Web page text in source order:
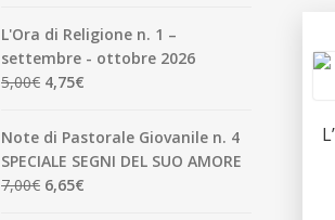
originale
era:
3,50€.
attuale
è:
L'Ora di Religione n. 1 –
settembre - ottobre 2026
5,00€ Il
originale
era:
5,00€.
4,75€
attuale
è:
Note di Pastorale Giovanile n. 4
SPECIALE SEGNI DEL SUO AMORE
7,00€ Il
6,65€